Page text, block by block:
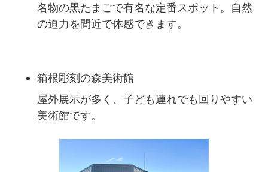
名物の黒たまごで有名な定番スポット。自然
の迫力を間近で体感できます。
箱根彫刻の森美術館
屋外展示が多く、子ども連れでも回りやすい
美術館です。